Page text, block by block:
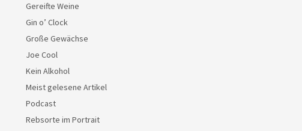
Gereifte Weine
Gin o’ Clock
Große Gewächse
Joe Cool
Kein Alkohol
Meist gelesene Artikel
Podcast
Rebsorte im Portrait